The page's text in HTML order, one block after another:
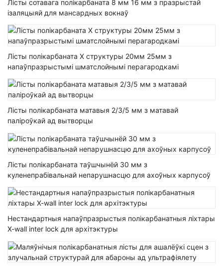
Лісты сотавага полікарбаната 8 мм 16 мм з празрыстай
ізаляцыяй для мансардных вокнаў
Лісты полікарбаната X структуры 20мм 25мм з
напаўпразрыстымі шматслойнымі перагародкамі
Лісты полікарбаната матавыя 2/3/5 мм з матавай
паліроўкай ад вытворцы
Лісты полікарбаната таўшчынёй 30 мм з
куленепрабівальнай непарушнасцю для ахоўных карпусоў
Нестандартныя напаўпразрыстыя полікарбанатныя ліхтары
X-wall inter lock для архітэктуры